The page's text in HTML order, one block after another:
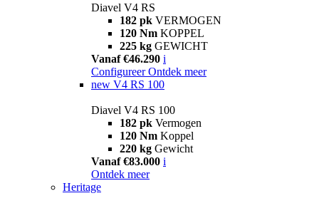
Diavel V4 RS
182 pk VERMOGEN
120 Nm KOPPEL
225 kg GEWICHT
Vanaf €46.290 i
Configureer Ontdek meer
new V4 RS 100
Diavel V4 RS 100
182 pk Vermogen
120 Nm Koppel
220 kg Gewicht
Vanaf €83.000 i
Ontdek meer
Heritage